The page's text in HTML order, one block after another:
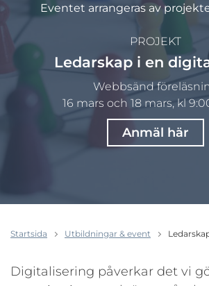
Eventet arrangeras av
PROJEKT
Ledarskap i en
Webbsänd
16 mars och 18 mars, kl
Anmäl här
Startsida Utbildningar & event
Digitalisering påverkar det vi